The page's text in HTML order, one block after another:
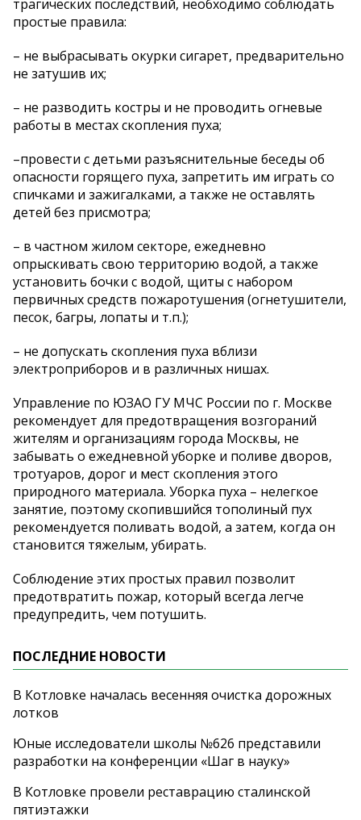
трагических последствий, необходимо соблюдать
простые правила:
– не выбрасывать окурки сигарет, предварительно
не затушив их;
– не разводить костры и не проводить огневые
работы в местах скопления пуха;
–провести с детьми разъяснительные беседы об
опасности горящего пуха, запретить им играть со
спичками и зажигалками, а также не оставлять
детей без присмотра;
– в частном жилом секторе, ежедневно
опрыскивать свою территорию водой, а также
установить бочки с водой, щиты с набором
первичных средств пожаротушения (огнетушители,
песок, багры, лопаты и т.п.);
– не допускать скопления пуха вблизи
электроприборов и в различных нишах.
Управление по ЮЗАО ГУ МЧС России по г. Москве
рекомендует для предотвращения возгораний
жителям и организациям города Москвы, не
забывать о ежедневной уборке и поливе дворов,
тротуаров, дорог и мест скопления этого
природного материала. Уборка пуха – нелегкое
занятие, поэтому скопившийся тополиный пух
рекомендуется поливать водой, а затем, когда он
становится тяжелым, убирать.
Соблюдение этих простых правил позволит
предотвратить пожар, который всегда легче
предупредить, чем потушить.
ПОСЛЕДНИЕ НОВОСТИ
В Котловке началась весенняя очистка дорожных
лотков
Юные исследователи школы №626 представили
разработки на конференции «Шаг в науку»
В Котловке провели реставрацию сталинской
пятиэтажки